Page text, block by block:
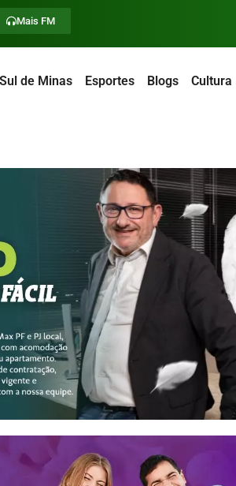
Mais FM
Sul de Minas Esportes Blogs Cultura